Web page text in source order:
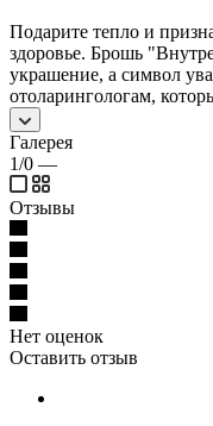
Подарите тепло и
здоровье. Брошь
украшение, а символ
отоларингологам,
Галерея
1/0 —
Отзывы
Нет оценок
Оставить отзыв